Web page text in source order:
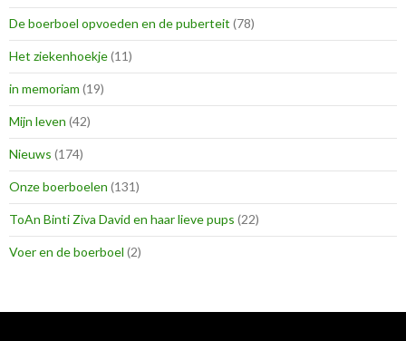
De boerboel opvoeden en de puberteit (78)
Het ziekenhoekje(11)
in memoriam (19)
Mijn leven (42)
Nieuws (174)
Onze boerboelen (131)
ToAn Binti Ziva David en haar lieve pups (22)
Voer en de boerboel (2)